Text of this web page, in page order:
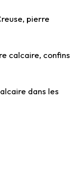
pierre
calcaire, confins
dans les